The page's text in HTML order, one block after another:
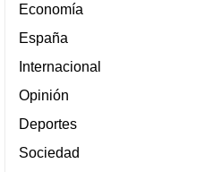
Economía
España
Internacional
Opinión
Deportes
Sociedad